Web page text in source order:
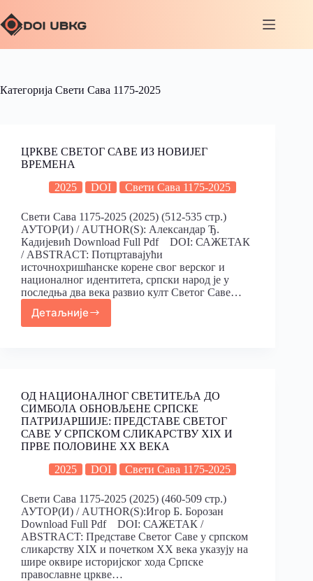
Категорија Свети Сава 1175-2025
ЦРКВЕ СВЕТОГ САВЕ ИЗ НОВИJЕГ
ВРЕМЕНА
2025
DOI Свети Сава 1175-2025
Свети Сава 1175-2025 (2025) (512-535 стр.)
АУТОР(И) / AUTHOR(S): Александар Ђ.
Кадијевић Download Full Pdf DOI: САЖЕТАК
/ ABSTRACT: Потцртавајући
источнохришћанске корене свог верског и
националног идентитета, српски народ је у
последња два века развио култ Светог Саве…
Детаљније
ОД НАЦИОНАЛНОГ СВЕТИТЕЉА ДО
СИМБОЛА ОБНОВЉЕНЕ СРПСКЕ
ПАТРИJАРШИJЕ: ПРЕДСТАВЕ СВЕТОГ
САВЕ У СРПСКОМ СЛИКАРСТВУ XIX И
ПРВЕ ПОЛОВИНЕ XX ВЕКА
2025
DOI Свети Сава 1175-2025
Свети Сава 1175-2025 (2025) (460-509 стр.)
АУТОР(И) / AUTHOR(S):Игор Б. Борозан
Download Full Pdf DOI: САЖЕТАК /
ABSTRACT: Представе Светог Саве у српском
сликарству XIX и почетком XX века указују на
шире оквире историјског хода Српске
православне цркве…